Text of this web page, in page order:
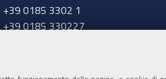
+39 0185 3302 1
+39 0185 330227